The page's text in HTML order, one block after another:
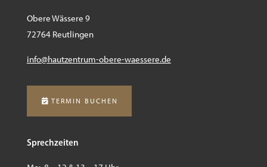
Obere Wässere 9
72764 Reutlingen
info@hautzentrum-obere-waessere.de
TERMIN BUCHEN
Sprechzeiten